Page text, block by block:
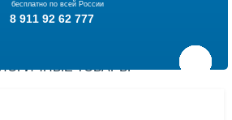
бесплатно по всей России
8 911 92 62 777
ТОВАРЫ